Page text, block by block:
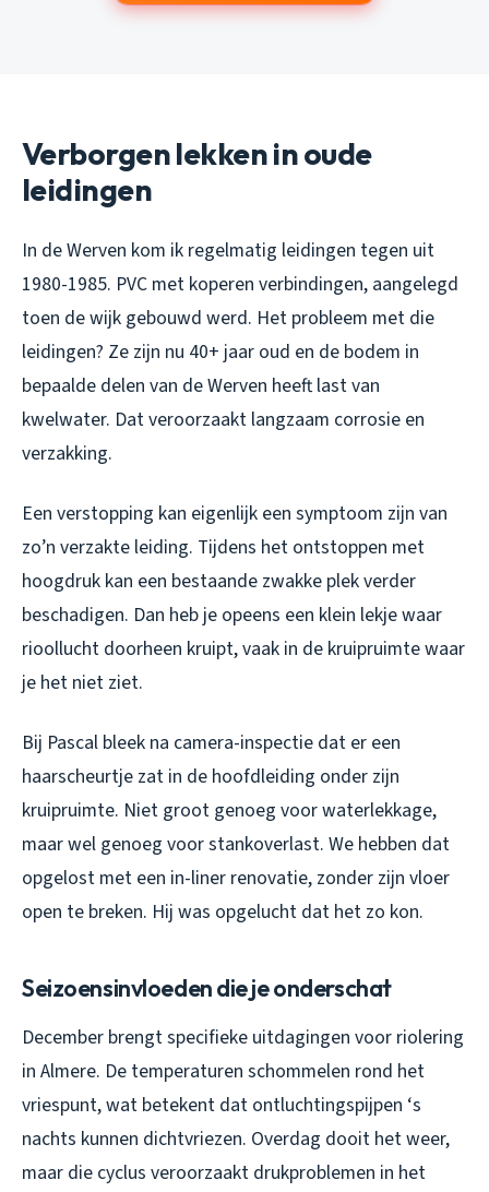
Verborgen lekken in oude
leidingen
In de Werven kom ik regelmatig leidingen tegen uit
1980-1985. PVC met koperen verbindingen, aangelegd
toen de wijk gebouwd werd. Het probleem met die
leidingen? Ze zijn nu 40+ jaar oud en de bodem in
bepaalde delen van de Werven heeft last van
kwelwater. Dat veroorzaakt langzaam corrosie en
verzakking.
Een verstopping kan eigenlijk een symptoom zijn van
zo’n verzakte leiding. Tijdens het ontstoppen met
hoogdruk kan een bestaande zwakke plek verder
beschadigen. Dan heb je opeens een klein lekje waar
rioollucht doorheen kruipt, vaak in de kruipruimte waar
je het niet ziet.
Bij Pascal bleek na camera-inspectie dat er een
haarscheurtje zat in de hoofdleiding onder zijn
kruipruimte. Niet groot genoeg voor waterlekkage,
maar wel genoeg voor stankoverlast. We hebben dat
opgelost met een in-liner renovatie, zonder zijn vloer
open te breken. Hij was opgelucht dat het zo kon.
Seizoensinvloeden die je onderschat
December brengt specifieke uitdagingen voor riolering
in Almere. De temperaturen schommelen rond het
vriespunt, wat betekent dat ontluchtingspijpen ‘s
nachts kunnen dichtvriezen. Overdag dooit het weer,
maar die cyclus veroorzaakt drukproblemen in het